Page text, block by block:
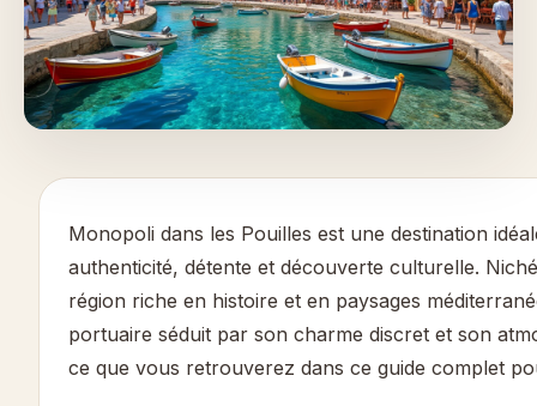
Monopoli dans les Pouilles est une destination
authenticité, détente et découverte culturelle.
région riche en histoire et en paysages
portuaire séduit par son charme discret et son
ce que vous retrouverez dans ce guide complet